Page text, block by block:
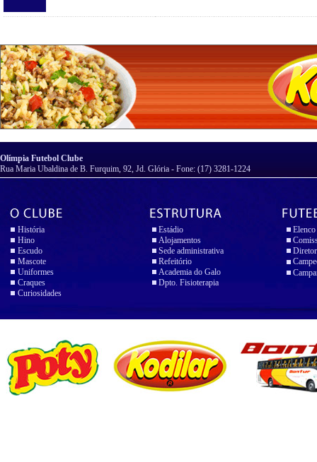
Olímpia Futebol Clube
Rua Maria Ubaldina de B. Furquim, 92, Jd. Glória - Fone: (17) 3281-1224
História
Hino
Escudo
Mascote
Uniformes
Craques
Curiosidades
Estádio
Alojamentos
Sede administrativa
Refeitório
Academia do Galo
Dpto. Fisioterapia
Elenco